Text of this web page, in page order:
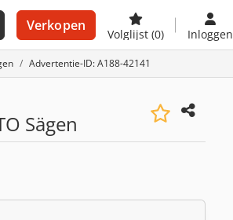
Verkopen
Volglijst (0) Inloggen
Advertentie-ID: A188-42141
Sägen